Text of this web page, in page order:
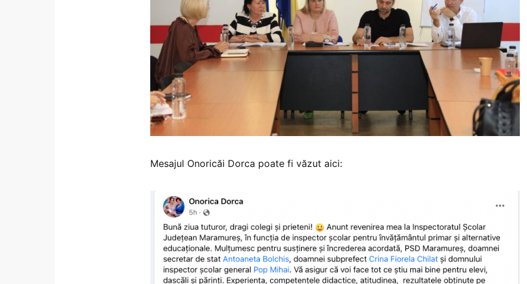
Mesajul Onoricăi Dorca poate fi văzut aici: